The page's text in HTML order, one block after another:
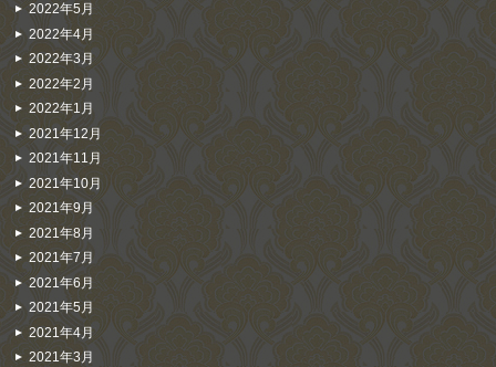
2022年5月
2022年4月
2022年3月
2022年2月
2022年1月
2021年12月
2021年11月
2021年10月
2021年9月
2021年8月
2021年7月
2021年6月
2021年5月
2021年4月
2021年3月